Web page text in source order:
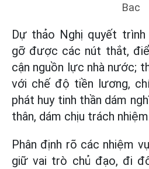
Bac
Dự thảo Nghị quyết trình
gỡ được các nút thắt,
cận nguồn lực nhà nước;
với chế độ tiền lương,
phát huy tinh thần dám
thân, dám chịu trách
Phân định rõ các nhiệm
giữ vai trò chủ đạo, đi